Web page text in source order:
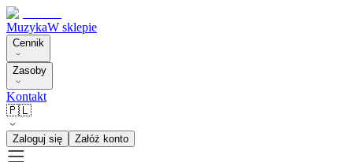
MuzykaW sklepie
Cennik
Zasoby
Kontakt
🇵🇱
Zaloguj się Załóż konto